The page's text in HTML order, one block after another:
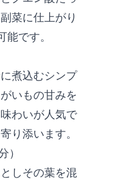
菜に仕上がり
です。
煮込むシンプ
いもの甘みを
わいが人気で
り添います。
）
しその葉を混